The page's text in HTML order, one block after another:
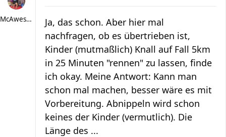
McAwesome
Ja, das schon. Aber hier mal
nachfragen, ob es übertrieben ist,
Kinder (mutmaßlich) Knall auf Fall 5km
in 25 Minuten "rennen" zu lassen, finde
ich okay. Meine Antwort: Kann man
schon mal machen, besser wäre es mit
Vorbereitung. Abnippeln wird schon
keines der Kinder (vermutlich). Die
Länge des ...